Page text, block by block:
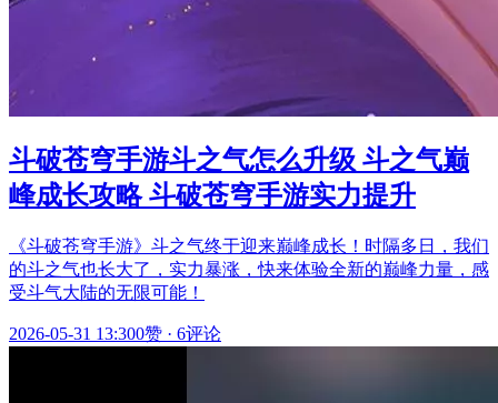
斗破苍穹手游斗之气怎么升级 斗之气巅
峰成长攻略 斗破苍穹手游实力提升
《斗破苍穹手游》斗之气终于迎来巅峰成长！时隔多日，我们
的斗之气也长大了，实力暴涨，快来体验全新的巅峰力量，感
受斗气大陆的无限可能！
2026-05-31 13:300赞 · 6评论